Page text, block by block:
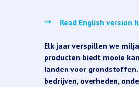
Read English version
Elk jaar verspillen we
producten biedt mooie
landen voor
bedrijven, overheden,